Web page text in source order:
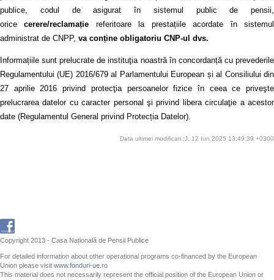
publice, codul de asigurat în sistemul public de pensii,
oricecerere/reclamație referitoare la prestațiile acordate în sistemul
administrat de CNPP, va conține obligatoriu CNP-ul dvs.
Informațiile sunt prelucrate de instituţia noastră în concordanță cu prevederile
Regulamentului (UE) 2016/679 al Parlamentului European și al Consiliului din
27 aprilie 2016 privind protecţia persoanelor fizice în ceea ce priveşte
prelucrarea datelor cu caracter personal şi privind libera circulaţie a acestor
date (Regulamentul General privind Protecția Datelor).
Data ultimei modificari :J, 12 Iun 2025 13:49:39 +0300
Copyright 2013 - Casa Națională de Pensii Publice
For detailed information about other operational programs co-financed by the European
Union please visit www.fonduri-ue.ro
This material does not necessarily represent the official position of the European Union or